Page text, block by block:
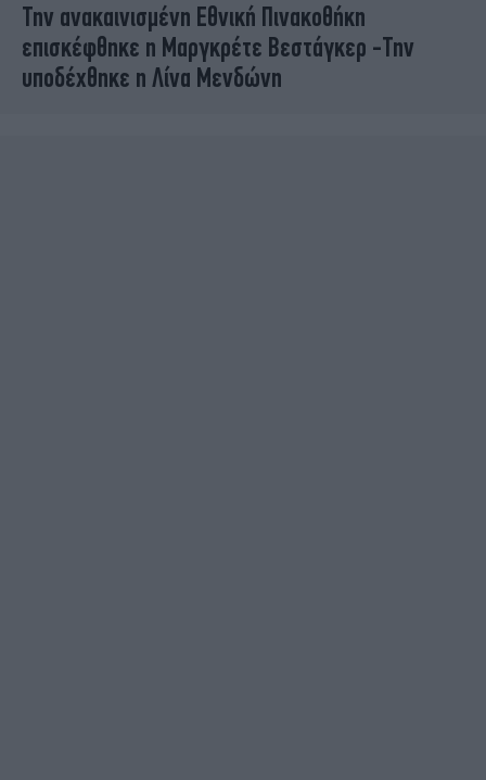
Την ανακαινισμένη Εθνική Πινακοθήκη
επισκέφθηκε η Μαργκρέτε Βεστάγκερ -Την
υποδέχθηκε η Λίνα Μενδώνη